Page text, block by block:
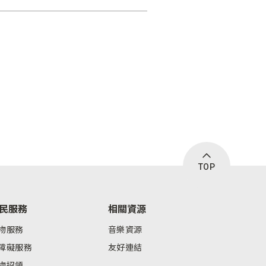
TOP
服務
服務
礙服務
相關資源
音樂資源
友好連結